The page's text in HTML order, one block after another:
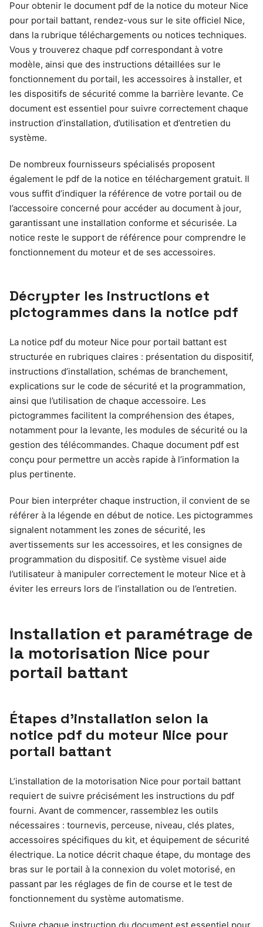
Pour obtenir le document pdf de la notice du moteur Nice
pour portail battant, rendez-vous sur le site officiel Nice,
dans la rubrique téléchargements ou notices techniques.
Vous y trouverez chaque pdf correspondant à votre
modèle, ainsi que des instructions détaillées sur le
fonctionnement du portail, les accessoires à installer, et
les dispositifs de sécurité comme la barrière levante. Ce
document est essentiel pour suivre correctement chaque
instruction d’installation, d’utilisation et d’entretien du
système.
De nombreux fournisseurs spécialisés proposent
également le pdf de la notice en téléchargement gratuit. Il
vous suffit d’indiquer la référence de votre portail ou de
l’accessoire concerné pour accéder au document à jour,
garantissant une installation conforme et sécurisée. La
notice reste le support de référence pour comprendre le
fonctionnement du moteur et de ses accessoires.
Décrypter les instructions et
pictogrammes dans la notice pdf
La notice pdf du moteur Nice pour portail battant est
structurée en rubriques claires : présentation du dispositif,
instructions d’installation, schémas de branchement,
explications sur le code de sécurité et la programmation,
ainsi que l’utilisation de chaque accessoire. Les
pictogrammes facilitent la compréhension des étapes,
notamment pour la levante, les modules de sécurité ou la
gestion des télécommandes. Chaque document pdf est
conçu pour permettre un accès rapide à l’information la
plus pertinente.
Pour bien interpréter chaque instruction, il convient de se
référer à la légende en début de notice. Les pictogrammes
signalent notamment les zones de sécurité, les
avertissements sur les accessoires, et les consignes de
programmation du dispositif. Ce système visuel aide
l’utilisateur à manipuler correctement le moteur Nice et à
éviter les erreurs lors de l’installation ou de l’entretien.
Installation et paramétrage de
la motorisation Nice pour
portail battant
Étapes d’installation selon la
notice pdf du moteur Nice pour
portail battant
L’installation de la motorisation Nice pour portail battant
requiert de suivre précisément les instructions du pdf
fourni. Avant de commencer, rassemblez les outils
nécessaires : tournevis, perceuse, niveau, clés plates,
accessoires spécifiques du kit, et équipement de sécurité
électrique. La notice décrit chaque étape, du montage des
bras sur le portail à la connexion du volet motorisé, en
passant par les réglages de fin de course et le test de
fonctionnement du système automatisme.